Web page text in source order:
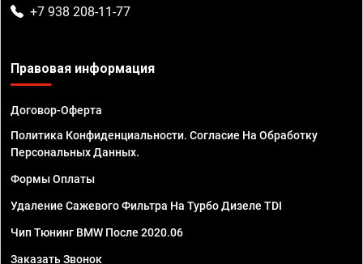
+7 938 208-11-77
Правовая информация
Договор-Оферта
Политика Конфиденциальности. Согласие На Обработку
Персональных Данных.
Формы Оплаты
Удаление Сажевого Фильтра На Турбо Дизеле TDI
Чип Тюнинг BMW После 2020.06
Заказать Звонок